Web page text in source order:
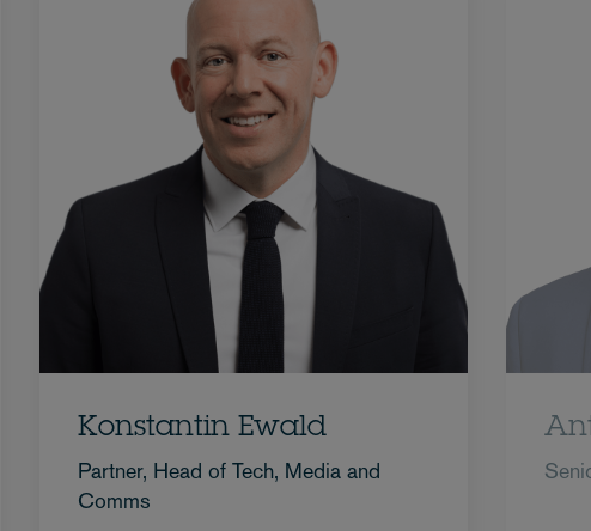
Konstantin Ewald
Partner, Head of Tech, Media and
Comms